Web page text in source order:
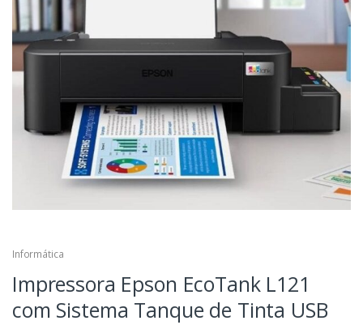
Informática
Impressora Epson EcoTank L121
com Sistema Tanque de Tinta USB